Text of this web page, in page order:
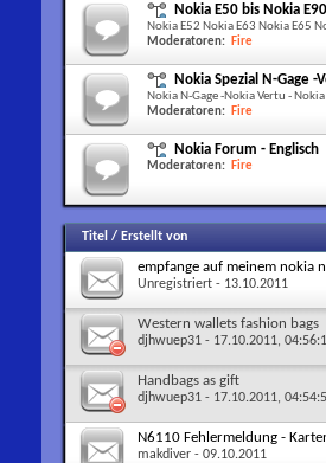
Nokia E50 bis Nokia E90
Nokia E52 Nokia E63 Nokia E65
Moderatoren:
Fire
Nokia Spezial N-Gage
Nokia N-Gage -Nokia Vertu -
Moderatoren:
Fire
Nokia Forum - Englisch
Moderatoren: Fire
Titel / Erstellt von
empfange auf meinem nokia
Unregistriert - 13.10.2011
Western wallets fashion bags
djhwuep31 - 17.10.2011,
Handbags as gift
djhwuep31 - 17.10.2011,
N6110 Fehlermeldung -
makdiver - 09.10.2011